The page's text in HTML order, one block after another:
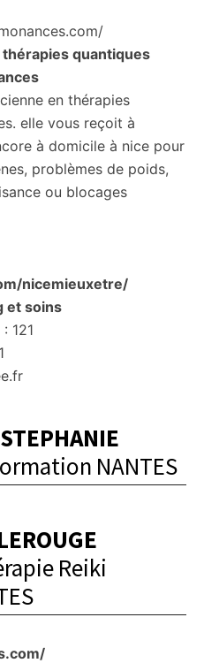
quantiques
en thérapies
elle vous reçoit à
à domicile à nice pour
problèmes de poids,
ou blocages
nicemieuxetre/
et soins
121
NANTES
Reiki